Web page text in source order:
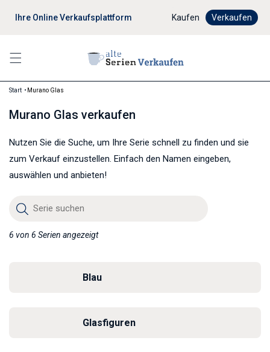
Ihre Online Verkaufsplattform Digitaler
Kaufen Verkaufen
Start Murano Glas
Murano Glas verkaufen
Nutzen Sie die Suche, um Ihre Serie schnell zu finden und sie
zum Verkauf einzustellen. Einfach den Namen eingeben,
auswählen und anbieten!
Serie suchen
6 von 6 Serien angezeigt
Blau
Glasfiguren